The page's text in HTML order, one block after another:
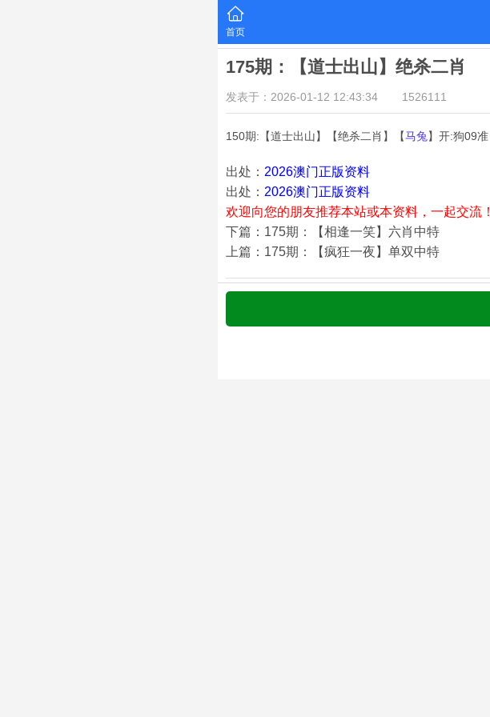
首页
175期：【道士出山】绝杀二肖
发表于：2026-01-12 12:43:34 1526111
150期:【道士出山】【绝杀二肖】【马兔 】开:狗09准
出处： 2026澳门正版资料
出处： 2026澳门正版资料
欢迎向您的朋友推荐本站或本资料，一起交流！
下篇：175期：【相逢一笑】六肖中特
上篇：175期：【疯狂一夜】单双中特